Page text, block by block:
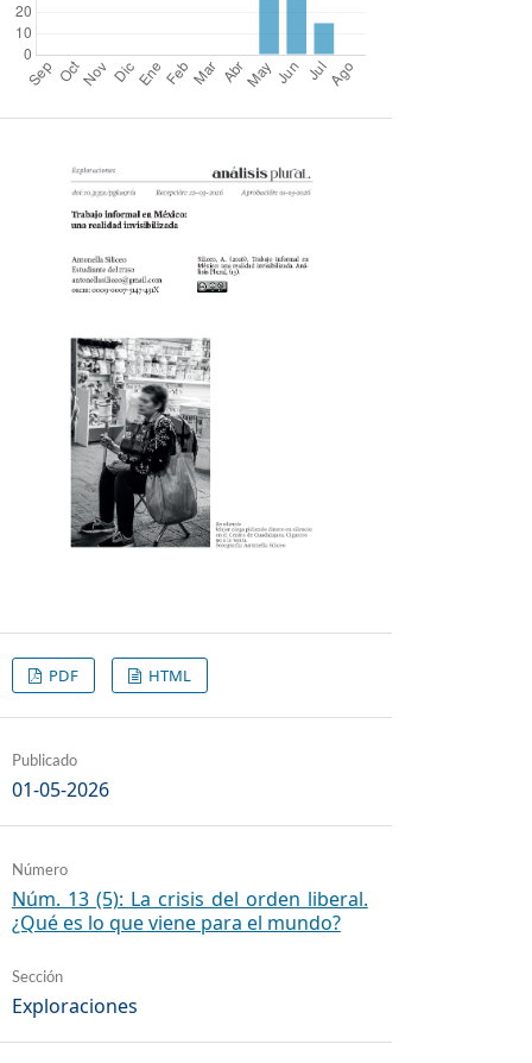
PDF HTML
Publicado
01-05-2026
Número
Núm. 13 (5): ​​La crisis del orden liberal.
¿Qué es lo que viene para el mundo?
Sección
Exploraciones